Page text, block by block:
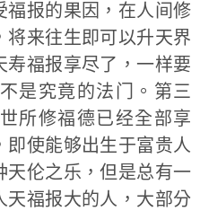
福报的果因，在人间修
将来往生即可以升天界
寿福报享尽了，一样要
是究竟的法门。第三
所修福德已经全部享
即使能够出生于富贵人
天伦之乐，但是总有一
天福报大的人，大部分